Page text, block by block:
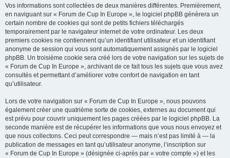
Vos informations sont collectées de deux manières différentes. Premièrement,
en naviguant sur « Forum de Cup In Europe », le logiciel phpBB génèrera un
certain nombre de cookies qui sont de petits fichiers téléchargés
temporairement par le navigateur internet de votre ordinateur. Les deux
premiers cookies ne contiennent qu’un identifiant utilisateur et un identifiant
anonyme de session qui vous sont automatiquement assignés par le logiciel
phpBB. Un troisième cookie sera créé lors de votre navigation sur les sujets de
« Forum de Cup In Europe », archivant de ce fait tous les sujets que vous avez
consultés et permettant d’améliorer votre confort de navigation en tant
qu’utilisateur.
Lors de votre navigation sur « Forum de Cup In Europe », nous pouvons
également créer une quatrième sorte de cookies, externes au document qui
est prévu pour couvrir uniquement les pages créées par le logiciel phpBB. La
seconde manière est de récupérer les informations que vous nous envoyez et
que nous collectons. Ceci peut correspondre — mais n’est pas limité à — la
publication de messages en tant qu’utilisateur anonyme, l’inscription sur
« Forum de Cup In Europe » (désignée ci-après par « votre compte ») et les